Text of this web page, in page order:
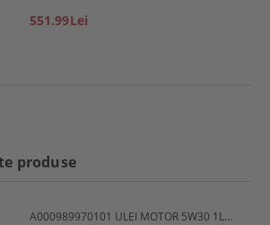
551.99Lei
produse
A000989970101 ULEI MOTOR 5W30 1L MERCEDES